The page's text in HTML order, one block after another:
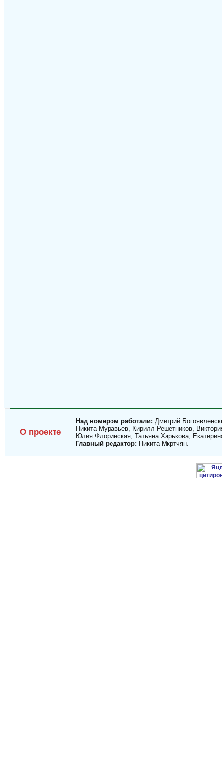
О проекте
Над номером работали: Дмитрий
Никита Муравьев, Кирилл Решетников,
Юлия Флоринская, Татьяна Харькова,
Главный редактор: Никита Мкртчян.